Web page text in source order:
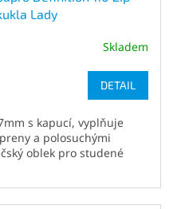
Lady
Skladem
DETAIL
s kapucí, vyplňuje
a polosuchými
oblek pro studené